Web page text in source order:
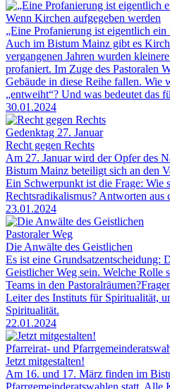
Wenn Kirchen aufgegeben werden
„Eine Profanierung ist eigentlich ein
Auch im Bistum Mainz gibt es
vergangenen Jahren wurden
profaniert. Im Zuge des Pastoralen
Gebäude in diese Reihe fallen. Wie
„entweiht“? Und was bedeutet das
30.01.2024
Gedenktag 27. Januar
Recht gegen Rechts
Am 27. Januar wird der Opfer des
Bistum Mainz beteiligt sich an den
Ein Schwerpunkt ist die Frage: Wie
Rechtsradikalismus? Antworten aus
23.01.2024
Pastoraler Weg
Die Anwälte des Geistlichen
Es ist eine Grundsatzentscheidung:
Geistlicher Weg sein. Welche Rolle
Teams in den
Leiter des Instituts für Spiritualität,
Spiritualität.
22.01.2024
Pfarreirat- und
Jetzt mitgestalten!
Am 16. und 17. März finden im